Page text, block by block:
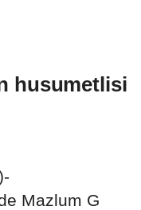
husumetlisi
Mazlum G